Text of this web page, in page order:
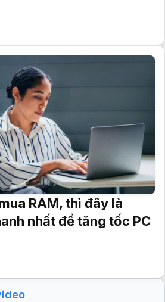
RAM, thì đây là
nhất để tăng tốc PC